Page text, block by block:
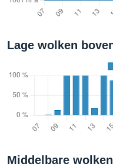
Lage wolken
Middelbare